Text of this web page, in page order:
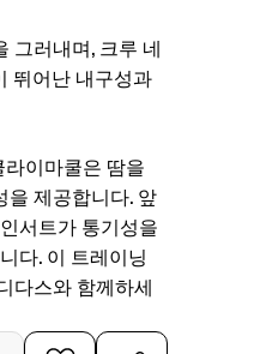
그러내며, 크루 네
뛰어난 내구성과
이마쿨은 땀을
제공합니다. 앞
서트가 통기성을
다. 이 트레이닝
다스와 함께하세